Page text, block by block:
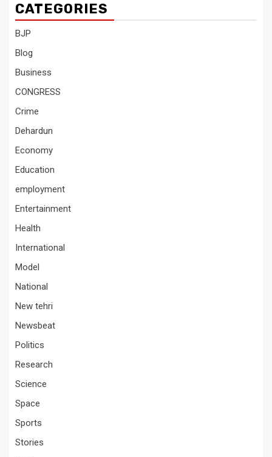
CATEGORIES
BJP
Blog
Business
CONGRESS
Crime
Dehardun
Economy
Education
employment
Entertainment
Health
International
Model
National
New tehri
Newsbeat
Politics
Research
Science
Space
Sports
Stories